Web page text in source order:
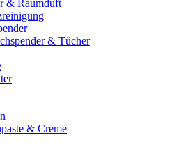
& Raumduft
& Tücher
& Creme